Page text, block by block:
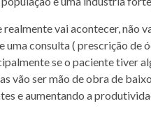
vai acontecer, não
uma consulta ( prescrição
se o paciente tiver
vão ser mão de obra de
e aumentando a